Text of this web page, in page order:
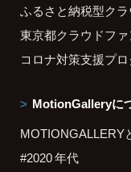
ふるさと納税型ク
東京都クラウドフ
コロナ対策支援プ
MotionGalleryに
MOTIONGALLERY
#2020 年代